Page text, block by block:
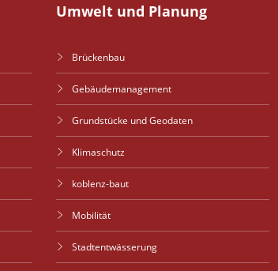
Umwelt und Planung
Brückenbau
Gebäudemanagement
Grundstücke und Geodaten
Klimaschutz
koblenz-baut
Mobilität
Stadtentwässerung